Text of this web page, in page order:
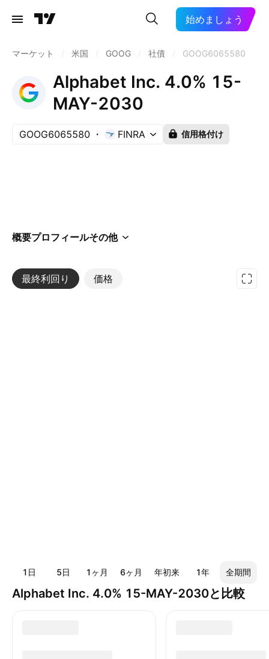
始めましょう
マーケット 米国 GOOG 社債 GOOG6065580
Alphabet Inc. 4.0% 15-
MAY-2030
GOOG6065580 FINRA 信用格付け
概要プロフィールその他
最終利回り 価格
その他
1日 5日 1ヶ月 6ヶ月 年初来 1年 全期間
Alphabet Inc. 4.0% 15-MAY-2030と比較